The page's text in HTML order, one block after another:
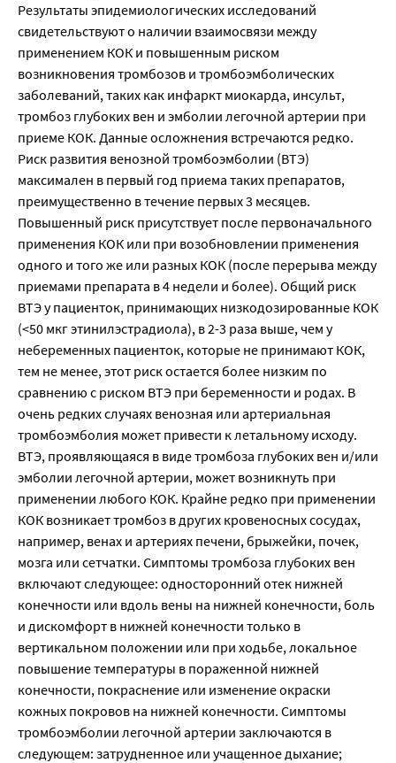
Результаты эпидемиологических исследований
свидетельствуют о наличии взаимосвязи между
применением КОК и повышенным риском
возникновения тромбозов и тромбоэмболических
заболеваний, таких как инфаркт миокарда, инсульт,
тромбоз глубоких вен и эмболии легочной артерии при
приеме КОК. Данные осложнения встречаются редко.
Риск развития венозной тромбоэмболии (ВТЭ)
максимален в первый год приема таких препаратов,
преимущественно в течение первых 3 месяцев.
Повышенный риск присутствует после первоначального
применения КОК или при возобновлении применения
одного и того же или разных КОК (после перерыва между
приемами препарата в 4 недели и более). Общий риск
ВТЭ у пациенток, принимающих низкодозированные КОК
(<50 мкг этинилэстрадиола), в 2-3 раза выше, чем у
небеременных пациенток, которые не принимают КОК,
тем не менее, этот риск остается более низким по
сравнению с риском ВТЭ при беременности и родах. В
очень редких случаях венозная или артериальная
тромбоэмболия может привести к летальному исходу.
ВТЭ, проявляющаяся в виде тромбоза глубоких вен и/или
эмболии легочной артерии, может возникнуть при
применении любого КОК. Крайне редко при применении
КОК возникает тромбоз в других кровеносных сосудах,
например, венах и артериях печени, брыжейки, почек,
мозга или сетчатки. Симптомы тромбоза глубоких вен
включают следующее: односторонний отек нижней
конечности или вдоль вены на нижней конечности, боль
и дискомфорт в нижней конечности только в
вертикальном положении или при ходьбе, локальное
повышение температуры в пораженной нижней
конечности, покраснение или изменение окраски
кожных покровов на нижней конечности. Симптомы
тромбоэмболии легочной артерии заключаются в
следующем: затрудненное или учащенное дыхание;